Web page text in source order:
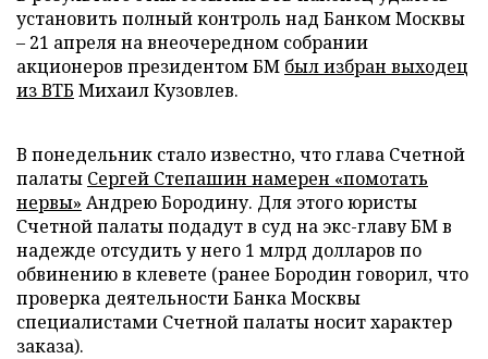
установить полный контроль над Банком Москвы
– 21 апреля на внеочередном собрании
акционеров президентом БМ был избран выходец
из ВТБ Михаил Кузовлев.
В понедельник стало известно, что глава Счетной
палаты Сергей Степашин намерен «помотать
нервы» Андрею Бородину. Для этого юристы
Счетной палаты подадут в суд на экс-главу БМ в
надежде отсудить у него 1 млрд долларов по
обвинению в клевете (ранее Бородин говорил, что
проверка деятельности Банка Москвы
специалистами Счетной палаты носит характер
заказа).